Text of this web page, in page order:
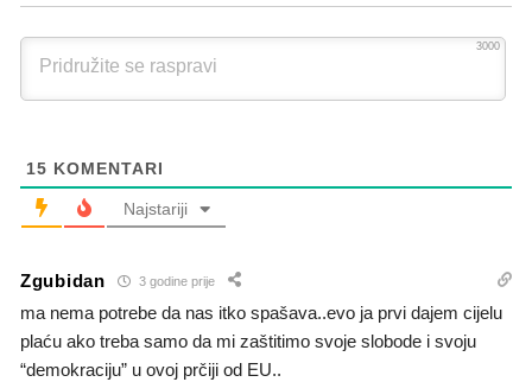
3000
15 KOMENTARI
Najstariji
Zgubidan 3 godine prije
ma nema potrebe da nas itko spašava..evo ja prvi dajem cijelu
plaću ako treba samo da mi zaštitimo svoje slobode i svoju
“demokraciju” u ovoj prčiji od EU..